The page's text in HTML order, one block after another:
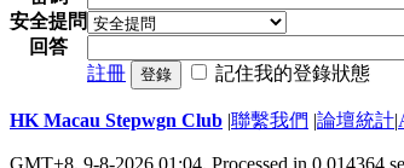
安全提問
回答
註冊
登錄 記住我的登錄狀態
HK Macau Stepwgn Club |聯繫我們 |論壇統計|
GMT+8, 9-8-2026 01:04, Processed in 0.014364